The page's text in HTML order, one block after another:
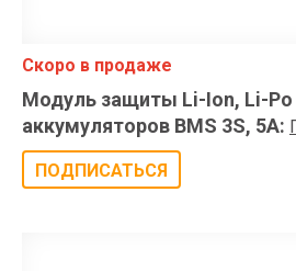
Скоро в продаже
Модуль защиты Li-Ion, Li-Po
аккумуляторов BMS 3S, 5A:
ПОДПИСАТЬСЯ